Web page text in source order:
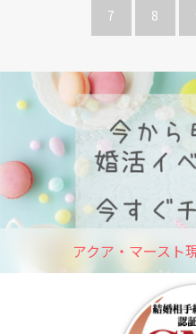
7 8
アクア・マースト